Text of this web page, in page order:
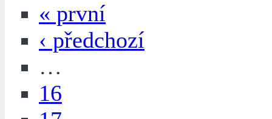
« první
‹ předchozí
…
16